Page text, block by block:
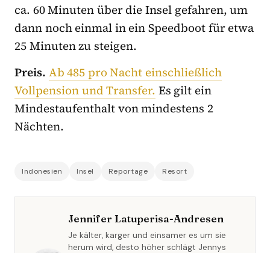
ca. 60 Minuten über die Insel gefahren, um
dann noch einmal in ein Speedboot für etwa
25 Minuten zu steigen.
Preis. Ab 485 pro Nacht einschließlich
Vollpension und Transfer. Es gilt ein
Mindestaufenthalt von mindestens 2
Nächten.
Indonesien Insel Reportage Resort
Jennifer Latuperisa-Andresen
Je kälter, karger und einsamer es um sie
herum wird, desto höher schlägt Jennys